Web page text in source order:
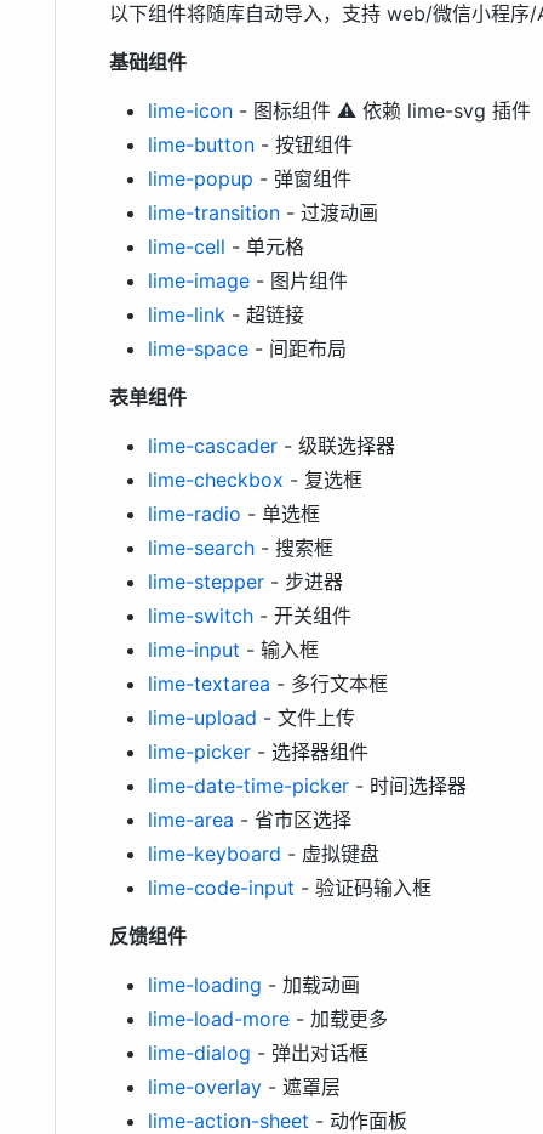
以下组件将随库自动导入，支持 web/微信小程
基础组件
lime-icon - 图标组件 ⚠️ 依赖 lime-svg 插件
lime-button - 按钮组件
lime-popup - 弹窗组件
lime-transition - 过渡动画
lime-cell - 单元格
lime-image - 图片组件
lime-link - 超链接
lime-space - 间距布局
表单组件
lime-cascader - 级联选择器
lime-checkbox - 复选框
lime-radio - 单选框
lime-search - 搜索框
lime-stepper - 步进器
lime-switch - 开关组件
lime-input - 输入框
lime-textarea - 多行文本框
lime-upload - 文件上传
lime-picker - 选择器组件
lime-date-time-picker - 时间选择器
lime-area - 省市区选择
lime-keyboard - 虚拟键盘
lime-code-input - 验证码输入框
反馈组件
lime-loading - 加载动画
lime-load-more - 加载更多
lime-dialog - 弹出对话框
lime-overlay - 遮罩层
lime-action-sheet - 动作面板